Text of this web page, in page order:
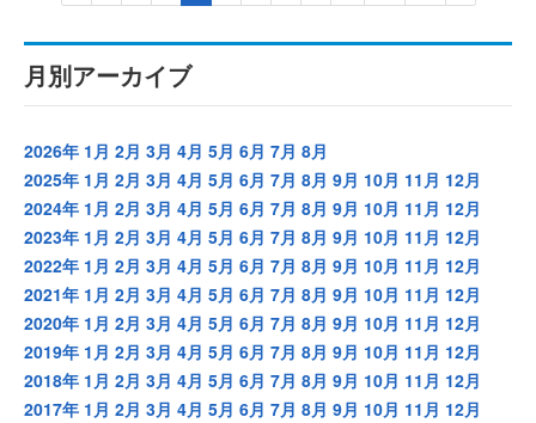
月別アーカイブ
2026年 1月 2月 3月 4月 5月 6月 7月 8月
2025年 1月 2月 3月 4月 5月 6月 7月 8月 9月 10月 11月 12月
2024年 1月 2月 3月 4月 5月 6月 7月 8月 9月 10月 11月 12月
2023年 1月 2月 3月 4月 5月 6月 7月 8月 9月 10月 11月 12月
2022年 1月 2月 3月 4月 5月 6月 7月 8月 9月 10月 11月 12月
2021年 1月 2月 3月 4月 5月 6月 7月 8月 9月 10月 11月 12月
2020年 1月 2月 3月 4月 5月 6月 7月 8月 9月 10月 11月 12月
2019年 1月 2月 3月 4月 5月 6月 7月 8月 9月 10月 11月 12月
2018年 1月 2月 3月 4月 5月 6月 7月 8月 9月 10月 11月 12月
2017年 1月 2月 3月 4月 5月 6月 7月 8月 9月 10月 11月 12月